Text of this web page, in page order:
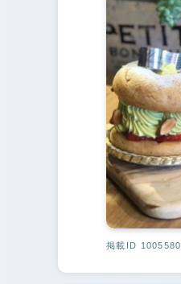
掲載ID 1005580